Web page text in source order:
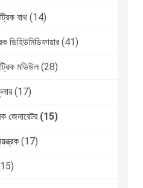
বাথ (14)
ডিহিউমিডিফায়ার (41)
মডিউল (28)
(17)
জেনারেটর (15)
(17)